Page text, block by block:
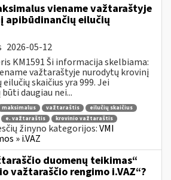
viename važtaraštyje
apibūdinančių eilučių
2026-05-12
KM1591 Ši informacija skelbiama:
važtaraštyje nurodytų krovinį
skaičius yra 999. Jei
daugiau nei...
maksimalus važtaraštis
eilučių skaičius
e. važtaraštis
krovinio važtaraštis
žinyno kategorijos:VMI
» i.VAZ
duomenų teikimas“
važtaraščio rengimo i.VAZ“?